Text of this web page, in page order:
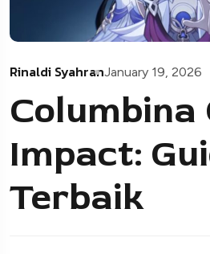
Rinaldi SyahranJanuary 19, 2026
Columbina
Impact:
Terbaik